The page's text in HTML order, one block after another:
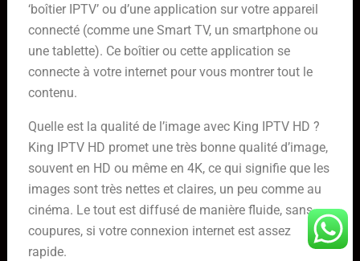
‘boîtier IPTV’ ou d’une application sur votre appareil
connecté (comme une Smart TV, un smartphone ou
une tablette). Ce boîtier ou cette application se
connecte à votre internet pour vous montrer tout le
contenu.
Quelle est la qualité de l’image avec King IPTV HD ?
King IPTV HD promet une très bonne qualité d’image,
souvent en HD ou même en 4K, ce qui signifie que les
images sont très nettes et claires, un peu comme au
cinéma. Le tout est diffusé de manière fluide, sans
coupures, si votre connexion internet est assez
rapide.